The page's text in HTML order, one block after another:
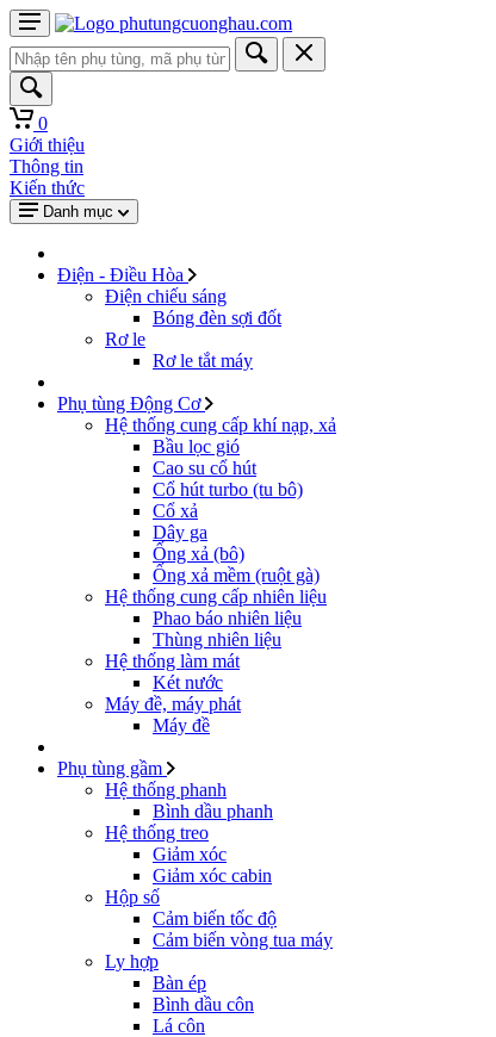
0
Giới thiệu
Thông tin
Kiến thức
Danh mục
Điện - Điều Hòa
Điện chiếu sáng
Bóng đèn sợi đốt
Rơ le
Rơ le tắt máy
Phụ tùng Động Cơ
Hệ thống cung cấp khí nạp, xả
Bầu lọc gió
Cao su cổ hút
Cổ hút turbo (tu bô)
Cổ xả
Dây ga
Ống xả (bô)
Ống xả mềm (ruột gà)
Hệ thống cung cấp nhiên liệu
Phao báo nhiên liệu
Thùng nhiên liệu
Hệ thống làm mát
Két nước
Máy đề, máy phát
Máy đề
Phụ tùng gầm
Hệ thống phanh
Bình dầu phanh
Hệ thống treo
Giảm xóc
Giảm xóc cabin
Hộp số
Cảm biến tốc độ
Cảm biến vòng tua máy
Ly hợp
Bàn ép
Bình dầu côn
Lá côn